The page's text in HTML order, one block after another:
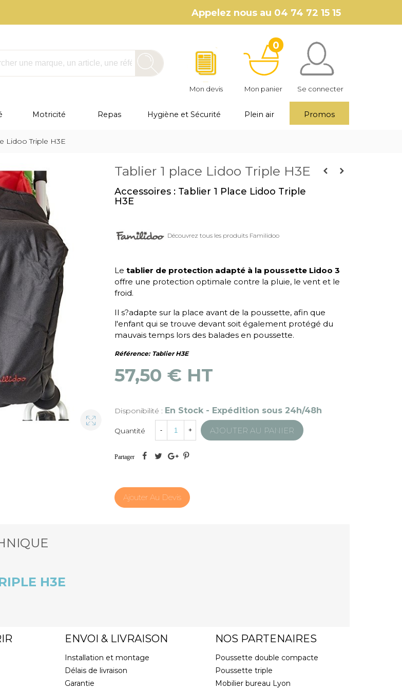
Appelez nous au 04 74 72 15 15
Mon devis
0
Mon panier Se connecter
Motricité Repas Hygiène et Sécurité Plein air Promos
Lidoo Triple H3E
Tablier 1 place Lidoo Triple H3E
Accessoires : Tablier 1 Place Lidoo Triple
H3E
Découvrez tous les produits Familidoo
Letablier de protection adapté à la poussette Lidoo 3
offre une protection optimale contre la pluie, le vent et le
froid.
Il s?adapte sur la place avant de la poussette, afin que
l'enfant qui se trouve devant soit également protégé du
mauvais temps lors des balades en poussette.
Référence: Tablier H3E
57,50 € HT
Disponibilité : En Stock - Expédition sous 24h/48h
Quantité - + AJOUTER AU PANIER
Partager
Ajouter Au Devis
H3E
ENVOI & LIVRAISON
Installation et montage
Délais de livraison
Garantie
NOS PARTENAIRES
Poussette double compacte
Poussette triple
Mobilier bureau Lyon